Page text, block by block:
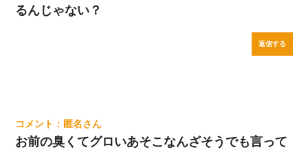
るんじゃない？
返信する
匿名
お前の臭くてグロいあそこなんざそうでも言って